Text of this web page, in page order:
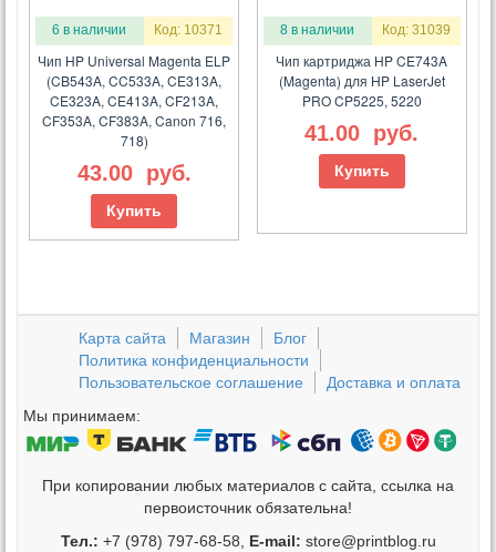
6 в наличии Код: 10371
Чип HP Universal Magenta ELP
(CB543A, CC533A, CE313A,
CE323A, CE413A, CF213A,
CF353A, CF383A, Canon 716,
718)
43.00 руб.
Купить
8 в наличии Код: 31039
Чип картриджа HP CE743A
(Magenta) для HP LaserJet
PRO CP5225, 5220
41.00 руб.
Купить
Карта сайта Магазин
Блог
Политика конфиденциальности
Пользовательское соглашение
Доставка и оплата
Мы принимаем:
При копировании любых материалов с сайта, ссылка на
первоисточник обязательна!
Тел.: +7 (978) 797-68-58, E-mail: store@printblog.ru